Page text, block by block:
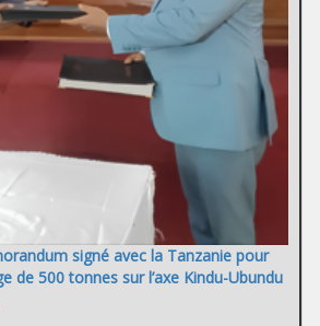
signé avec la Tanzanie pour
de 500 tonnes sur l’axe Kindu-Ubundu